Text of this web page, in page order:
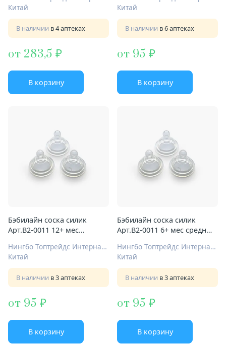
Китай
В наличии в 4 аптеках
от 283,5
В корзину
Китай
В наличии в 6 аптеках
от 95
В корзину
Бэбилайн соска силик
Арт.B2-0011 12+ мес
Нингбо Топтрейдс Интернационал Ко Лтд
Китай
В наличии в 3 аптеках
от 95
В корзину
Бэбилайн соска силик
Арт.B2-0011 6+ мес средн
Нингбо Топтрейдс Интернационал Ко Лтд
Китай
В наличии в 3 аптеках
от 95
В корзину